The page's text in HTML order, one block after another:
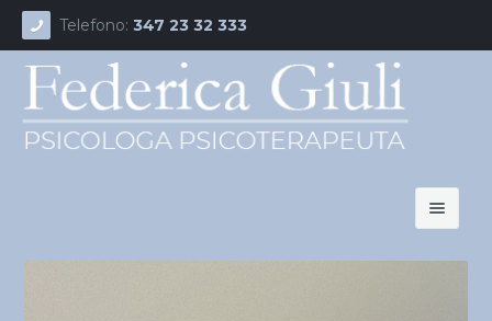
Telefono: 347 23 32 333